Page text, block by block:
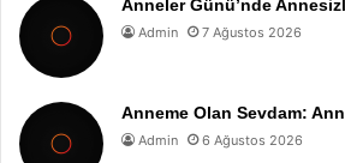
Anneler Günü’nde
Admin 7 Ağustos 2026
Anneme Olan Sevdam:
Admin 6 Ağustos 2026